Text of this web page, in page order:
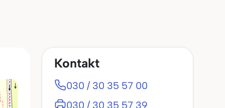
Kontakt
030 / 30 35 57 00
030 / 30 35 57 39